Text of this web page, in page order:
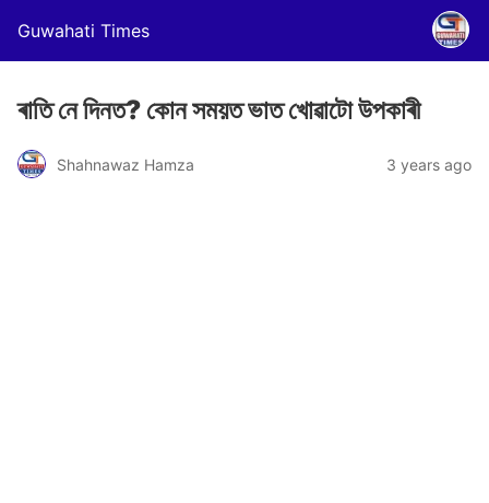
Guwahati Times
ৰাতি নে দিনত? কোন সময়ত ভাত খোৱাটো উপকাৰী
Shahnawaz Hamza 3 years ago